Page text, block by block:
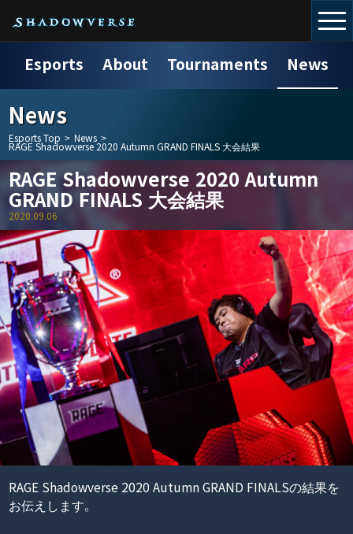
Esports About Tournaments News
News
Esports Top > News >
RAGE Shadowverse 2020 Autumn GRAND FINALS 大会結果
RAGE Shadowverse 2020 Autumn
GRAND FINALS 大会結果
2020.09.06
RAGE Shadowverse 2020 Autumn GRAND FINALSの結果を
お伝えします。